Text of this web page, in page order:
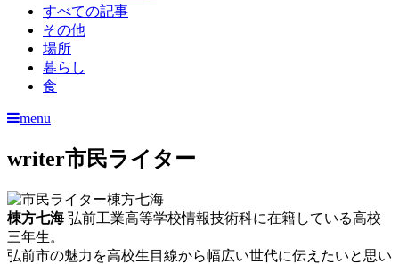
すべての記事
その他
場所
暮らし
食
menu
writer市民ライター
棟方七海弘前工業高等学校情報技術科に在籍している高校
三年生。
弘前市の魅力を高校生目線から幅広い世代に伝えたいと思い